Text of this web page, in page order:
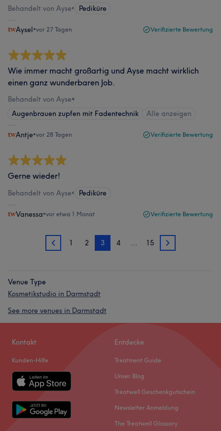
Behandelt von Ayse• Pediküre
Aysel•vor 27 Tagen Verifizierte Bewertung
Wie immer macht großartig und Ayse macht wirklich
einen ganz wunderbaren Job.
Behandelt von Ayse•
Augenbrauen zupfen mit Fadentechnik
Alle anzeigen
Antje•vor 28 Tagen Verifizierte Bewertung
Gerne wieder!
Behandelt von Ayse• Pediküre
Vanessa•vor etwa 1 Monat Verifizierte Bewertung
2 1 2 3 4 … 15 4
Venue Type
Kosmetikstudio in Darmstadt
See more venues in Darmstadt
Kontakt
Kunden-Hilfe
Entdecke
Treatment Guide
Unser Blog
Treatwell Geschenkgutschein
Newsletter Anmeldung
The Treatwell Glossary